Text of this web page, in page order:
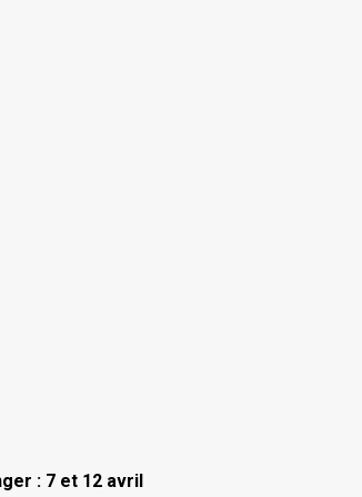
: 7 et 12 avril